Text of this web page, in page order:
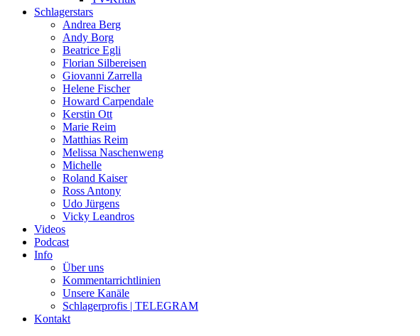
Schlagerstars
Andrea Berg
Andy Borg
Beatrice Egli
Florian Silbereisen
Giovanni Zarrella
Helene Fischer
Howard Carpendale
Kerstin Ott
Marie Reim
Matthias Reim
Melissa Naschenweng
Michelle
Roland Kaiser
Ross Antony
Udo Jürgens
Vicky Leandros
Videos
Podcast
Info
Über uns
Kommentarrichtlinien
Unsere Kanäle
Schlagerprofis | TELEGRAM
Kontakt